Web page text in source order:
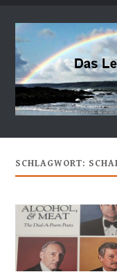
SCHLAGWORT: